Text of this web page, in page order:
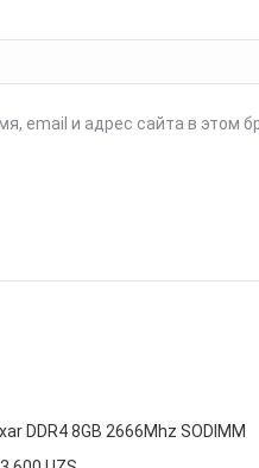
email и адрес сайта в этом
DDR4 8GB 2666Mhz SODIMM